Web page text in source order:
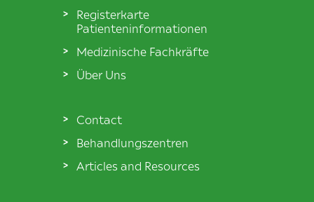
Registerkarte
Patienteninformationen
Medizinische Fachkräfte
Über Uns
Contact
Behandlungszentren
Articles and Resources